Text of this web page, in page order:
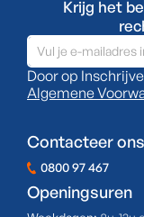
Krijg het
Door op
Algemene
Contacteer ons
0800 97 467
Openingsuren